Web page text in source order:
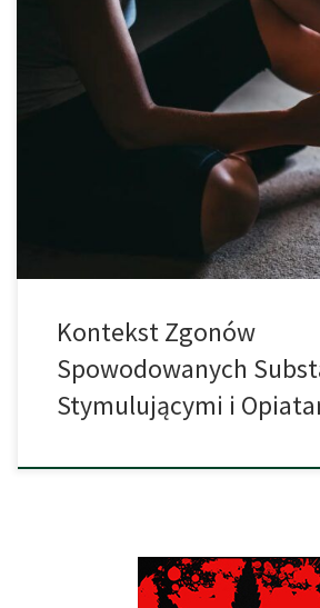
W badaniu przeprowadzonym w Szwecji
przyczyny zgonów spowodowanych
Czasami zażywanie narkotyków kończy się
przyczyną takich zgonów są opioidy, takie
Ponadto w przypadkach zgonów
często są wykrywane substancje
lub amfetamina. Szwedzki zespół
Kontekst Zgonów
Spowodowanych
Stymulującymi i